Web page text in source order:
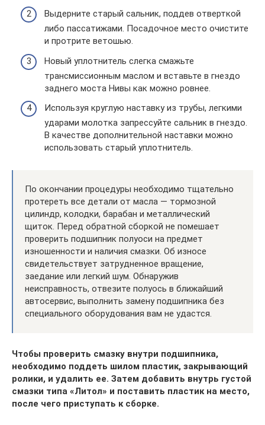
Выдерните старый сальник, поддев отверткой
либо пассатижами. Посадочное место очистите
и протрите ветошью.
Новый уплотнитель слегка смажьте
трансмиссионным маслом и вставьте в гнездо
заднего моста Нивы как можно ровнее.
Используя круглую наставку из трубы, легкими
ударами молотка запрессуйте сальник в гнездо.
В качестве дополнительной наставки можно
использовать старый уплотнитель.
По окончании процедуры необходимо тщательно
протереть все детали от масла — тормозной
цилиндр, колодки, барабан и металлический
щиток. Перед обратной сборкой не помешает
проверить подшипник полуоси на предмет
изношенности и наличия смазки. Об износе
свидетельствует затрудненное вращение,
заедание или легкий шум. Обнаружив
неисправность, отвезите полуось в ближайший
автосервис, выполнить замену подшипника без
специального оборудования вам не удастся.
Чтобы проверить смазку внутри подшипника,
необходимо поддеть шилом пластик, закрывающий
ролики, и удалить ее. Затем добавить внутрь густой
смазки типа «Литол» и поставить пластик на место,
после чего приступать к сборке.